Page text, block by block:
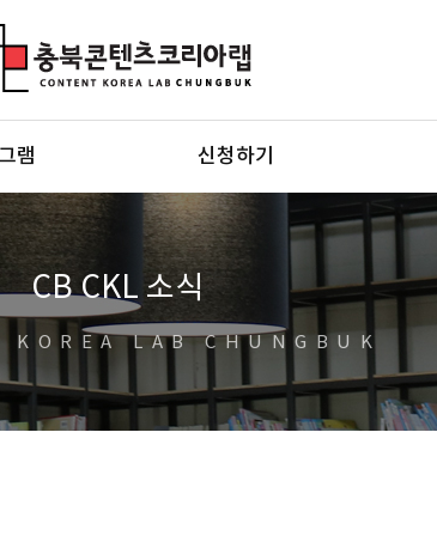
램 신청하기
CB CKL 소식
KOREA LAB CHUNGBUK